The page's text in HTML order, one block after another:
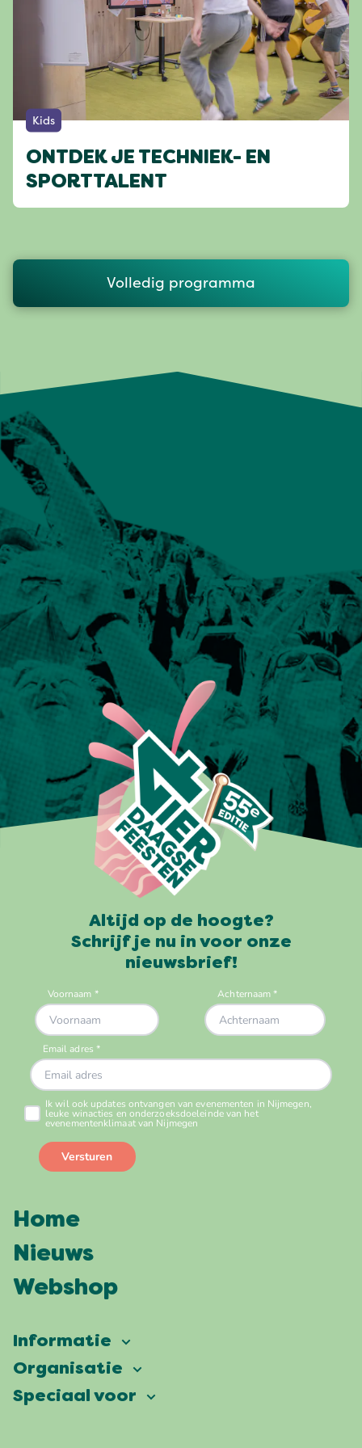
Kids
ONTDEK JE TECHNIEK- EN
SPORTTALENT
Volledig programma
Altijd op de hoogte?
Schrijf je nu in voor onze
nieuwsbrief!
Home
Nieuws
Webshop
Informatie
Vierdaagsefeesten
Veelgestelde vragen
Organisatie
Onze ambitie
Speciaal voor